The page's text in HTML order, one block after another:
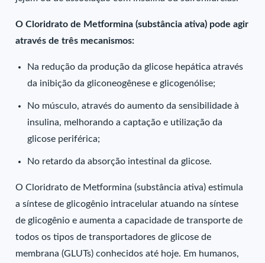
O Cloridrato de Metformina (substância ativa) pode agir
através de três mecanismos:
Na redução da produção da glicose hepática através
da inibição da gliconeogênese e glicogenólise;
No músculo, através do aumento da sensibilidade à
insulina, melhorando a captação e utilização da
glicose periférica;
No retardo da absorção intestinal da glicose.
O Cloridrato de Metformina (substância ativa) estimula
a síntese de glicogênio intracelular atuando na síntese
de glicogênio e aumenta a capacidade de transporte de
todos os tipos de transportadores de glicose de
membrana (GLUTs) conhecidos até hoje. Em humanos,